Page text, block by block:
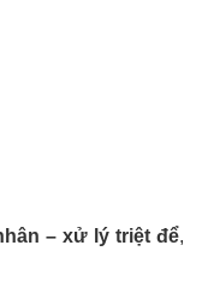
– xử lý triệt để,